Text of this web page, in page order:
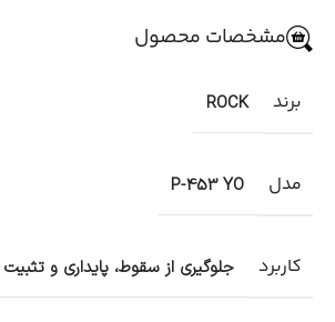
مشخصات محصول
برند ROCK
مدل P-453 YO
کاربرد جلوگیری از سقوط، پایداری و